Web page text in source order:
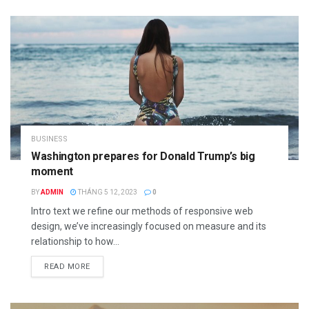
BUSINESS
Washington prepares for Donald Trump’s big
moment
BYADMIN THÁNG 5 12, 2023 0
Intro text we refine our methods of responsive web
design, we’ve increasingly focused on measure and its
relationship to how...
READ MORE